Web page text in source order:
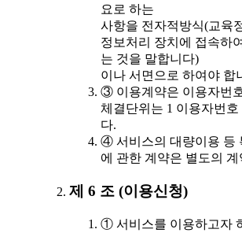
요로 하는
사항을 전자적방식(교육
정보처리 장치에 접속하
는 것을 말합니다)
이나 서면으로 하여야 합
③ 이용계약은 이용자번
체결단위는 1 이용자번호
다.
④ 서비스의 대량이용 등
에 관한 계약은 별도의
제 6 조 (이용신청)
① 서비스를 이용하고자